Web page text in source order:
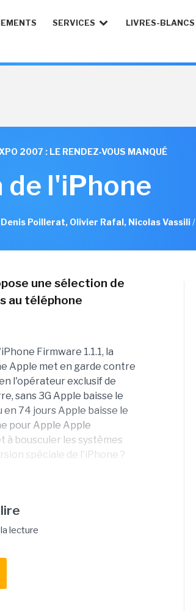
SERVICES LIVRES-BLANCS
2007 : LE RENDEZ-VOUS MANQUÉ
de l'iPhone
Poillerat, Olivier Rafal, Nicolas Vassili/
une sélection de
au téléphone
Firmware 1.1.1, la
Apple met en garde contre
l'opérateur exclusif de
sans 3G Apple baisse le
74 jours Apple baisse le
pour Apple Apple
à bousculer les systèmes
spéciale de l'iPhone ?
lecture